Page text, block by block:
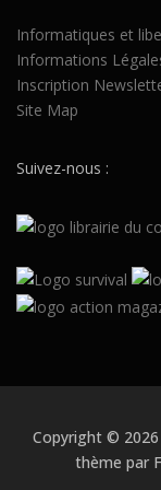
Informatiques et
Informations
Inscription
Site Map
Suivez-nous :
Copyright ©
thème par
er
tr
e
p
u
rs
av
at
io
n,
r
pr